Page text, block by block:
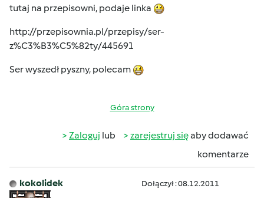
tutaj na przepisowni, podaje linka
http://przepisownia.pl/przepisy/ser-
z%C3%B3%C5%82ty/445691
Ser wyszedł pyszny, polecam
Góra strony
Zaloguj lub zarejestruj sięaby dodawać
komentarze
kokolidek Dołączył : 08.12.2011